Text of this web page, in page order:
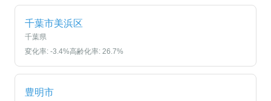
千葉市美浜区
千葉県
変化率: -3.4%高齢化率: 26.7%
豊明市